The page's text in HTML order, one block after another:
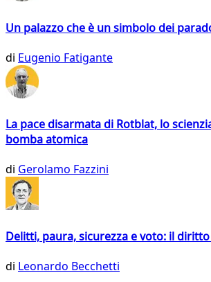
Un palazzo che è un simbolo dei
di Eugenio Fatigante
La pace disarmata di Rotblat, lo
bomba atomica
di Gerolamo Fazzini
Delitti, paura, sicurezza e voto: il
di Leonardo Becchetti